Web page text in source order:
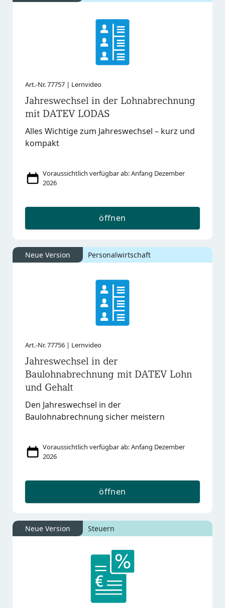
Art.-Nr. 77757 | Lernvideo
Jahreswechsel in der Lohnabrechnung
mit DATEV LODAS
Alles Wichtige zum Jahreswechsel – kurz und
kompakt
Voraussichtlich verfügbar ab: Anfang Dezember
2026
öffnen
Neue Version Personalwirtschaft
Art.-Nr. 77756 | Lernvideo
Jahreswechsel in der
Baulohnabrechnung mit DATEV Lohn
und Gehalt
Den Jahreswechsel in der
Baulohnabrechnung sicher meistern
Voraussichtlich verfügbar ab: Anfang Dezember
2026
öffnen
Neue Version Steuern